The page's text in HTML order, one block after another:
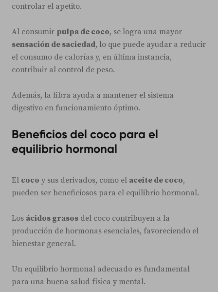
controlar el apetito.
Al consumir pulpa de coco, se logra una mayor
sensación de saciedad, lo que puede ayudar a reducir
el consumo de calorías y, en última instancia,
contribuir al control de peso.
Además, la fibra ayuda a mantener el sistema
digestivo en funcionamiento óptimo.
Beneficios del coco para el
equilibrio hormonal
El coco y sus derivados, como el aceite de coco,
pueden ser beneficiosos para el equilibrio hormonal.
Los ácidos grasos del coco contribuyen a la
producción de hormonas esenciales, favoreciendo el
bienestar general.
Un equilibrio hormonal adecuado es fundamental
para una buena salud física y mental.